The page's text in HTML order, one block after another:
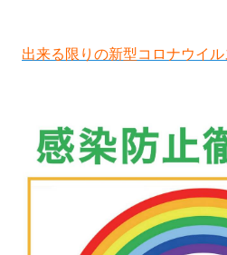
出来る限りの新型コロナウイ